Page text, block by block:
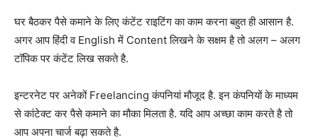
घर बैठकर पैसे कमाने के लिए कंटेंट राइटिंग का काम करना बहुत ही आसान है.
अगर आप हिंदी व English में Content लिखने के सक्षम है तो अलग – अलग
टॉपिक पर कंटेंट लिख सकते है.
इन्टरनेट पर अनेकों Freelancing कंपनियां मौजूद है. इन कंपनियों के माध्यम
से कांटेक्ट कर पैसे कमाने का मौका मिलता है. यदि आप अच्छा काम करते है तो
आप अपना चार्ज बढ़ा सकते है.